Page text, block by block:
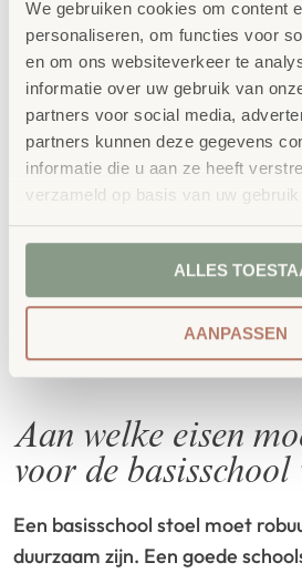
We gebruiken cookies om content
personaliseren, om functies voor
en om ons websiteverkeer te
informatie over uw gebruik van
partners voor social media,
partners kunnen deze gegevens
informatie die u aan ze heeft
verzameld op basis van uw gebruik
ALLES
AANPASSEN
onderwijs moet beweging
leerlingen een natuurlijke
hebben. Deze stoel beweegt
zorgt voor aangenaam
lesdagen.
Door het gebruik van 100%
matte textuur op het zitvlak
comfort. De zitschaal heeft een
designstructuur aan de
Dankzij de frisse kleuren past
elk modern klaslokaal.
Aan welke eisen
voor de basisschool
Een basisschool stoel moet
duurzaam zijn. Een goede